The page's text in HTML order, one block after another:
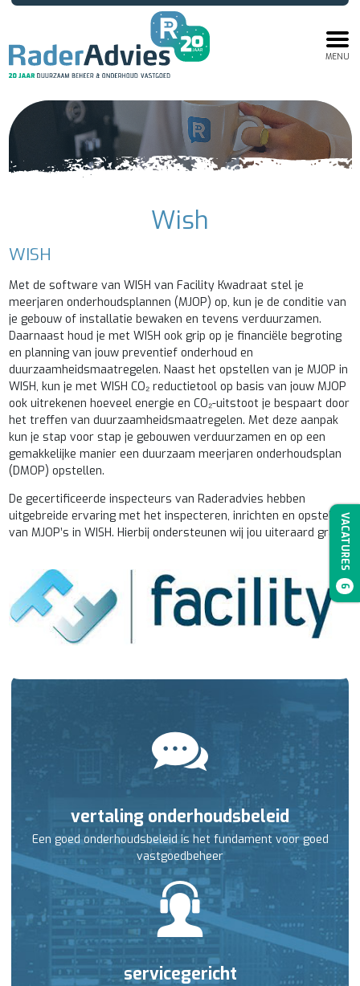
MENU
VACATURES
6
Wish
WISH
Met de software van WISH van Facility Kwadraat stel je
meerjaren onderhoudsplannen (MJOP) op, kun je de conditie van
je gebouw of installatie bewaken en tevens verduurzamen.
Daarnaast houd je met WISH ook grip op je financiële begroting
en planning van jouw preventief onderhoud en
duurzaamheidsmaatregelen. Naast het opstellen van je MJOP in
WISH, kun je met WISH CO₂ reductietool op basis van jouw MJOP
ook uitrekenen hoeveel energie en CO₂-uitstoot je bespaart door
het treffen van duurzaamheidsmaatregelen. Met deze aanpak
kun je stap voor stap je gebouwen verduurzamen en op een
gemakkelijke manier een duurzaam meerjaren onderhoudsplan
(DMOP) opstellen.
De gecertificeerde inspecteurs van Raderadvies hebben
uitgebreide ervaring met het inspecteren, inrichten en opstellen
van MJOP’s in WISH. Hierbij ondersteunen wij jou uiteraard graag!
vertaling onderhoudsbeleid
Een goed onderhoudsbeleid is het fundament voor goed
vastgoedbeheer
servicegericht